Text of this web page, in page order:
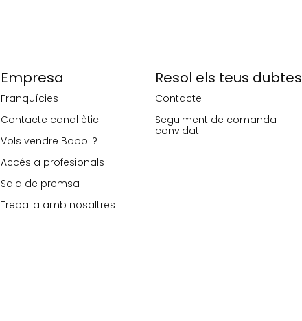
Empresa
Franquícies
Contacte canal ètic
Vols vendre Boboli?
Accés a profesionals
Sala de premsa
Treballa amb nosaltres
Resol els teus dubtes
Contacte
Seguiment de comanda
convidat